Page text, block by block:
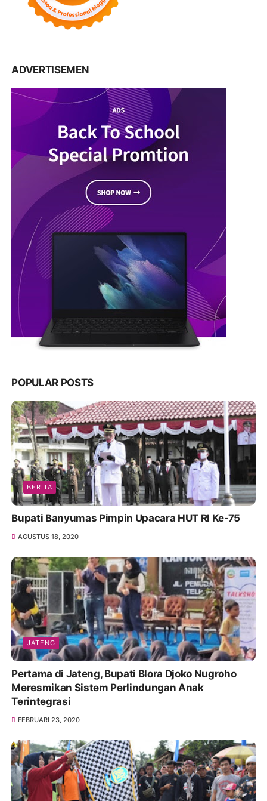
ADVERTISEMEN
POPULAR POSTS
BERITA
Bupati Banyumas Pimpin Upacara HUT RI Ke-75
AGUSTUS 18, 2020
JATENG
Pertama di Jateng, Bupati Blora Djoko Nugroho
Meresmikan Sistem Perlindungan Anak
Terintegrasi
FEBRUARI 23, 2020